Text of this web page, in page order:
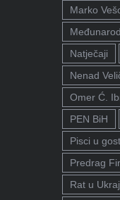
Marko
Natječaji
Nenad
Omer Ć.
PEN BiH
Pisci u
Predrag
Rat u